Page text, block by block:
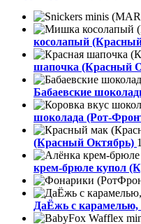
косолапый
шапочка (Красный
Бабаевские
шоколада (Рот-
(Красный Октябрь)
крем-брюле купол
ДаЁжь с карамелью,